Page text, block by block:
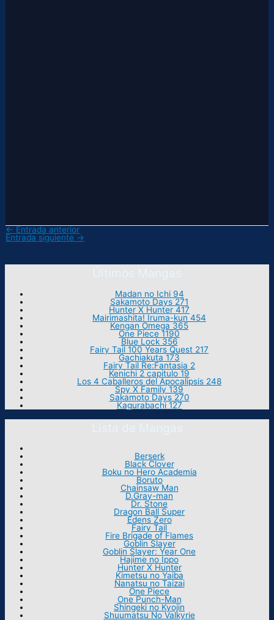
← Entrada anterior
Entrada siguiente →
Últimos Mangas
Madan no Ichi 94
Sakamoto Days 271
Hunter X Hunter 417
Mairimashita! Iruma-kun 454
Kengan Omega 365
One Piece 1190
Blue Lock 356
Fairy Tail 100 Years Quest 217
Gachiakuta 173
Fairy Tail Re:Fantasia 2
Kenichi 2 capitulo 19
Los 4 Caballeros del Apocalipsis 248
Spy X Family 139
Sakamoto Days 270
Kagurabachi 127
Lista de Mangas
Berserk
Black Clover
Boku no Hero Academia
Boruto
Chainsaw Man
D.Gray-man
Dr. Stone
Dragon Ball Super
Edens Zero
Fairy Tail
Fire Brigade of Flames
Goblin Slayer
Goblin Slayer: Year One
Hajime no Ippo
Hunter X Hunter
Kimetsu no Yaiba
Nanatsu no Taizai
One Piece
One Punch-Man
Shingeki no Kyojin
Shuumatsu No Valkyrie